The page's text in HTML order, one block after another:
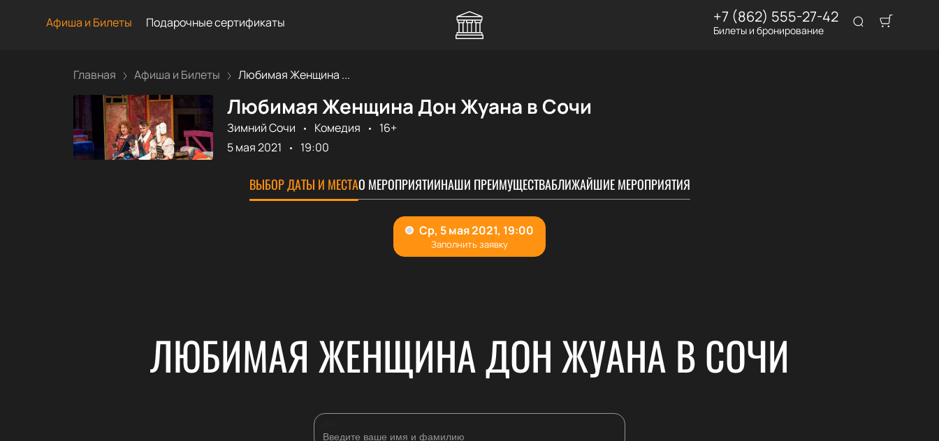
Афиша и Билеты Подарочные сертификаты +7 (862) 555-27-42
Билеты и бронирование
Главная Афиша и Билеты Любимая Женщина ...
Любимая Женщина Дон Жуана в Сочи
Зимний Сочи Комедия
16+
5 мая 2021
19:00
ВЫБОР ДАТЫ И МЕСТАО МЕРОПРИЯТИИНАШИ ПРЕИМУЩЕСТВАБЛИЖАЙШИЕ МЕРОПРИЯТИЯ
ЛЮБИМАЯ ЖЕНЩИНА ДОН ЖУАНА В СОЧИ